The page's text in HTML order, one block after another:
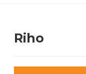
Riho